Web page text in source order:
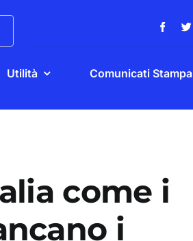
Utilità Comunicati Stampa
come i
i